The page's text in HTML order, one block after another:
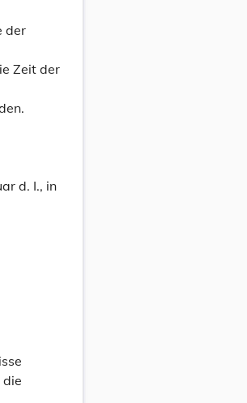
der
Zeit der
d. I., in
die